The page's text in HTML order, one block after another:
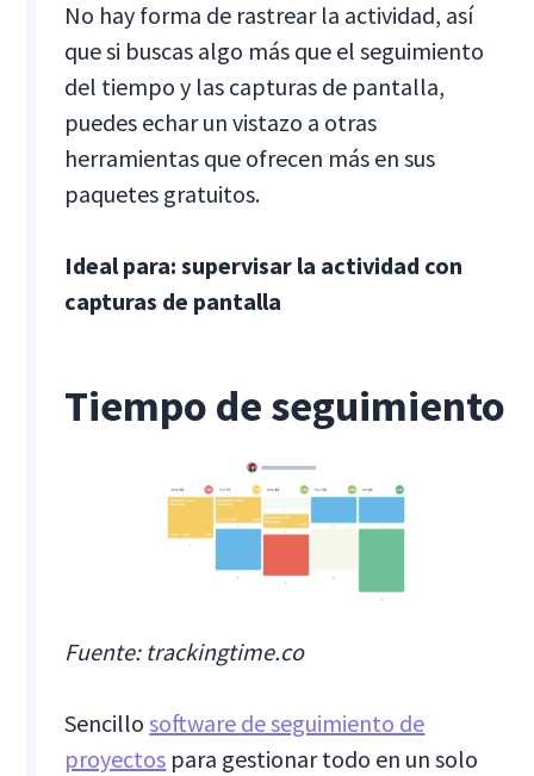
No hay forma de rastrear la actividad, así
que si buscas algo más que el seguimiento
del tiempo y las capturas de pantalla,
puedes echar un vistazo a otras
herramientas que ofrecen más en sus
paquetes gratuitos.
Ideal para: supervisar la actividad con
capturas de pantalla
Tiempo de seguimiento
Fuente: trackingtime.co
Sencillosoftware de seguimiento de
proyectos para gestionar todo en un solo